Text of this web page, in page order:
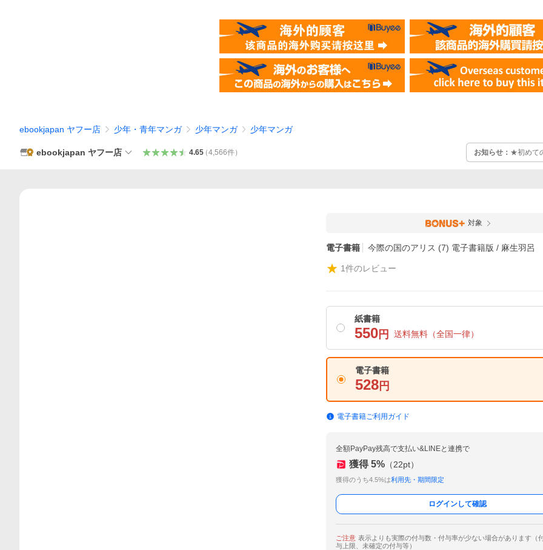
ebookjapan ヤフー店 少年・青年マンガ 少年マンガ 少年マンガ
ebookjapan ヤフー店 4.65（4,566件） お知らせ： ★初めて
対象
電子書籍 今際の国のアリス (7) 電子書籍版 / 麻生羽呂
1件のレビュー
紙書籍
550 円 送料無料 （全国一律）
電子書籍
528 円
電子書籍ご利用ガイド
全額PayPay残高で支払い&LINEと連携で
獲得 5% （22pt）
獲得のうち4.5%は利用先・期間限定
ログインして確認
ご注意 表示よりも実際の付与数・付与率が少ない場合があります（
与上限、未確定の付与等）